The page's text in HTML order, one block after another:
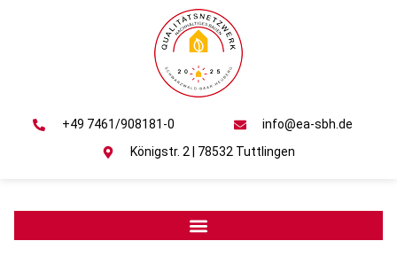
+49 7461/908181-0
info@ea-sbh.de
Königstr. 2 | 78532 Tuttlingen